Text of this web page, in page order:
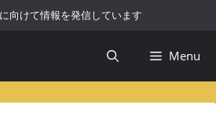
向けて情報を発信しています
Menu